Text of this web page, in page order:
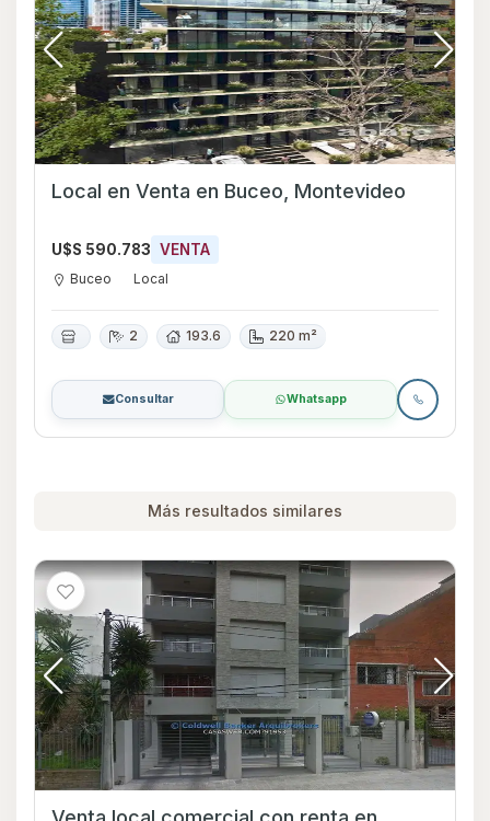
Local en Venta en Buceo, Montevideo
U$S 590.783 VENTA
Buceo Local
2 193.6 220 m²
Consultar Whatsapp
Más resultados similares